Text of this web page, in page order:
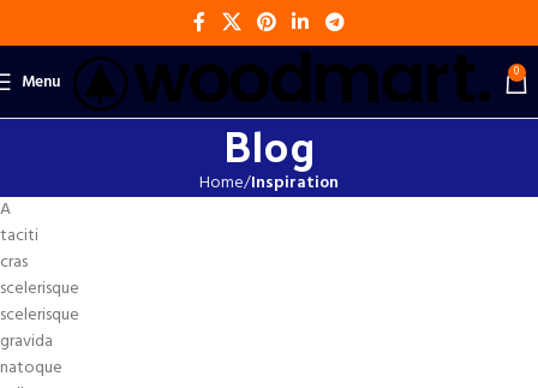
Menu 0
Blog
Home Inspiration
A
taciti
cras
scelerisque
scelerisque
gravida
natoque